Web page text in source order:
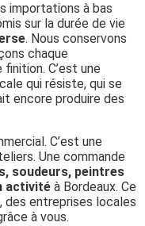
importations à bas
sur la durée de vie
. Nous conservons
chaque
C’est une
qui résiste, qui se
encore produire des
C’est une
Une commande
soudeurs, peintres
activité à Bordeaux. Ce
des entreprises locales
à vous.